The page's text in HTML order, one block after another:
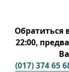
Обратиться
22:00,
(017) 374 65